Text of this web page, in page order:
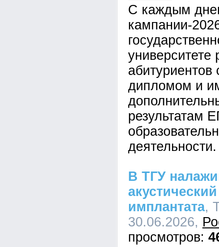
С каждым
кампании-
университете
дипломом и
результатам
деятельности.
В ТГУ
имплантата,
30.06.2026,